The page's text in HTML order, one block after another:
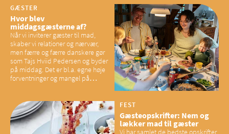
GÆSTER
Hvor blev
middagsgæsterne af?
Når vi inviterer gæster til mad,
skaber vi relationer og nærvær,
men færre og færre danskere gør
som Tajs Hviid Pedersen og byder
på middag. Det er bl.a. egne høje
forventninger og mangel på
have konsekvenser for vores
sociale fællesskaber
FEST
Gæsteopskrifter: Nem og
lækker mad til gæster
Vi har samlet de bedste opskrifter,